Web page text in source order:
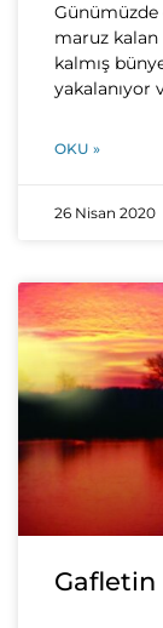
maruz kalan
kalmış
yakalanıyor
OKU »
26 Nisan 2020
Gafletin